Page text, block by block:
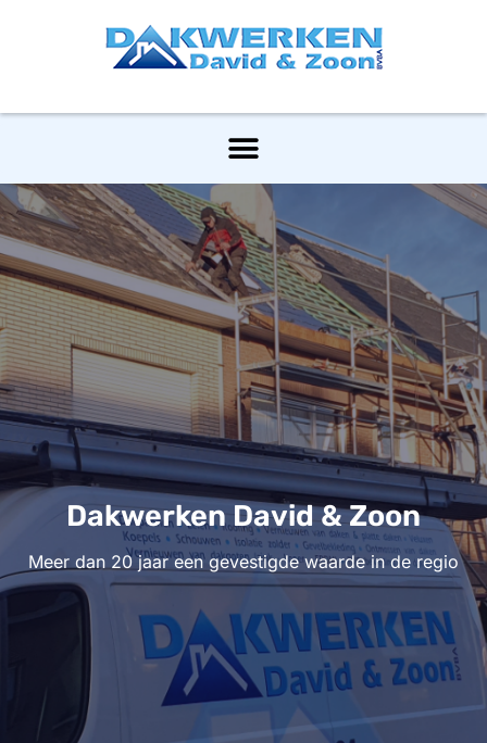
Dakwerken David & Zoon
Meer dan 20 jaar een gevestigde waarde in de regio